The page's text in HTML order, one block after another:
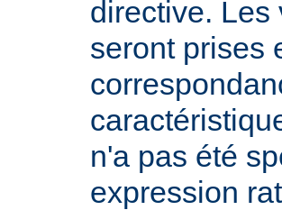
directive. Les
seront prises
n'a pas été
expression